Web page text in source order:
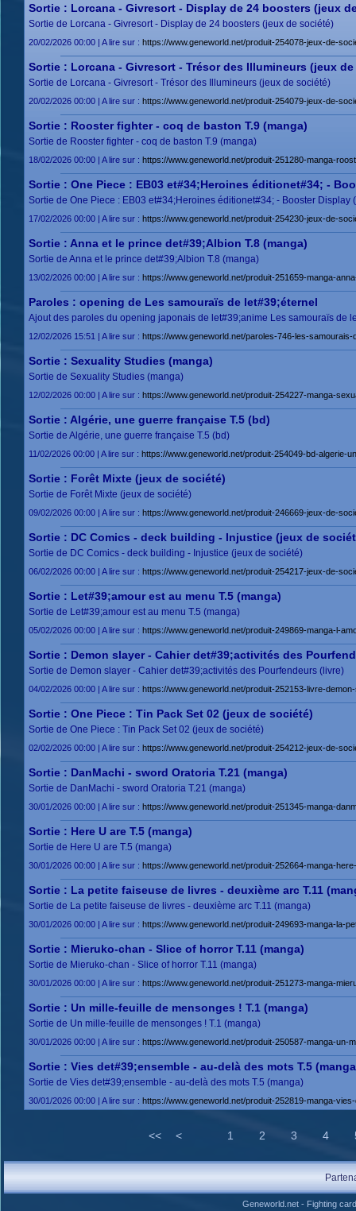
Sortie : Lorcana - Givresort - Display de 24 boosters (jeux
Sortie de Lorcana - Givresort - Display de 24 boosters (jeux de société)
20/02/2026 00:00 | A lire sur : https://www.geneworld.net/produit-254078-jeux-de-
Sortie : Lorcana - Givresort - Trésor des Illumineurs (jeux
Sortie de Lorcana - Givresort - Trésor des Illumineurs (jeux de société)
20/02/2026 00:00 | A lire sur : https://www.geneworld.net/produit-254079-jeux-de-
Sortie : Rooster fighter - coq de baston T.9 (manga)
Sortie de Rooster fighter - coq de baston T.9 (manga)
18/02/2026 00:00 | A lire sur : https://www.geneworld.net/produit-251280-manga-
Sortie : One Piece : EB03 et#34;Heroines éditionet#34; -
Sortie de One Piece : EB03 et#34;Heroines éditionet#34; - Booster Display
17/02/2026 00:00 | A lire sur : https://www.geneworld.net/produit-254230-jeux-de-
Sortie : Anna et le prince det#39;Albion T.8 (manga)
Sortie de Anna et le prince det#39;Albion T.8 (manga)
13/02/2026 00:00 | A lire sur : https://www.geneworld.net/produit-251659-manga-
Paroles : opening de Les samouraïs de let#39;éternel
Ajout des paroles du opening japonais de let#39;anime Les samouraïs de
12/02/2026 15:51 | A lire sur : https://www.geneworld.net/paroles-746-les-samourais-
Sortie : Sexuality Studies (manga)
Sortie de Sexuality Studies (manga)
12/02/2026 00:00 | A lire sur : https://www.geneworld.net/produit-254227-manga-
Sortie : Algérie, une guerre française T.5 (bd)
Sortie de Algérie, une guerre française T.5 (bd)
11/02/2026 00:00 | A lire sur : https://www.geneworld.net/produit-254049-bd-algerie-
Sortie : Forêt Mixte (jeux de société)
Sortie de Forêt Mixte (jeux de société)
09/02/2026 00:00 | A lire sur : https://www.geneworld.net/produit-246669-jeux-de-
Sortie : DC Comics - deck building - Injustice (jeux de
Sortie de DC Comics - deck building - Injustice (jeux de société)
06/02/2026 00:00 | A lire sur : https://www.geneworld.net/produit-254217-jeux-de-
Sortie : Let#39;amour est au menu T.5 (manga)
Sortie de Let#39;amour est au menu T.5 (manga)
05/02/2026 00:00 | A lire sur : https://www.geneworld.net/produit-249869-manga-l-
Sortie : Demon slayer - Cahier det#39;activités des
Sortie de Demon slayer - Cahier det#39;activités des Pourfendeurs (livre)
04/02/2026 00:00 | A lire sur : https://www.geneworld.net/produit-252153-livre-
Sortie : One Piece : Tin Pack Set 02 (jeux de société)
Sortie de One Piece : Tin Pack Set 02 (jeux de société)
02/02/2026 00:00 | A lire sur : https://www.geneworld.net/produit-254212-jeux-de-
Sortie : DanMachi - sword Oratoria T.21 (manga)
Sortie de DanMachi - sword Oratoria T.21 (manga)
30/01/2026 00:00 | A lire sur : https://www.geneworld.net/produit-251345-manga-
Sortie : Here U are T.5 (manga)
Sortie de Here U are T.5 (manga)
30/01/2026 00:00 | A lire sur : https://www.geneworld.net/produit-252664-manga-
Sortie : La petite faiseuse de livres - deuxième arc T.11
Sortie de La petite faiseuse de livres - deuxième arc T.11 (manga)
30/01/2026 00:00 | A lire sur : https://www.geneworld.net/produit-249693-manga-la-
Sortie : Mieruko-chan - Slice of horror T.11 (manga)
Sortie de Mieruko-chan - Slice of horror T.11 (manga)
30/01/2026 00:00 | A lire sur : https://www.geneworld.net/produit-251273-manga-
Sortie : Un mille-feuille de mensonges ! T.1 (manga)
Sortie de Un mille-feuille de mensonges ! T.1 (manga)
30/01/2026 00:00 | A lire sur : https://www.geneworld.net/produit-250587-manga-un-
Sortie : Vies det#39;ensemble - au-delà des mots T.5
Sortie de Vies det#39;ensemble - au-delà des mots T.5 (manga)
30/01/2026 00:00 | A lire sur : https://www.geneworld.net/produit-252819-manga-
<< < 1 2 3 4
Geneworld.net- Fighting